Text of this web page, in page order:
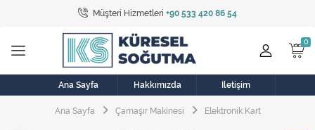
Müşteri Hizmetleri +90 533 420 86 54
Tüm Kategoriler
Bulaşık Makinesi
Buzdolabı
Çamaşır Kurutma Makinesi
Ana Sayfa Hakkımızda İletişim
Ana Sayfa Çamaşır Makinesi Elektronik Kart